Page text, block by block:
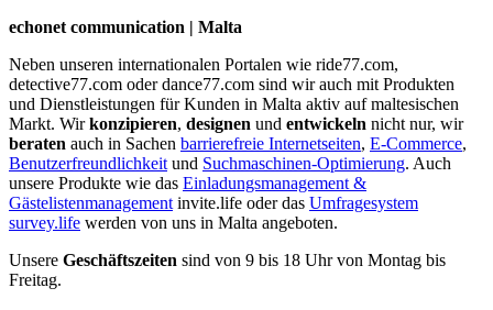
echonet communication | Malta
Neben unseren internationalen Portalen wie ride77.com,
detective77.com oder dance77.com sind wir auch mit Produkten
und Dienstleistungen für Kunden in Malta aktiv auf maltesischen
Markt. Wirkonzipieren, designen und entwickeln nicht nur, wir
beraten auch in Sachen barrierefreie Internetseiten, E-Commerce,
Benutzerfreundlichkeit und Suchmaschinen-Optimierung. Auch
unsere Produkte wie das Einladungsmanagement &
Gästelistenmanagement invite.life oder das Umfragesystem
survey.life werden von uns in Malta angeboten.
Unsere Geschäftszeiten sind von 9 bis 18 Uhr von Montag bis
Freitag.